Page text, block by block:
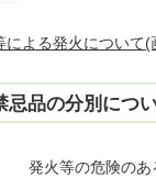
による発火について
忌品の分別につ
発火等の危険のあ